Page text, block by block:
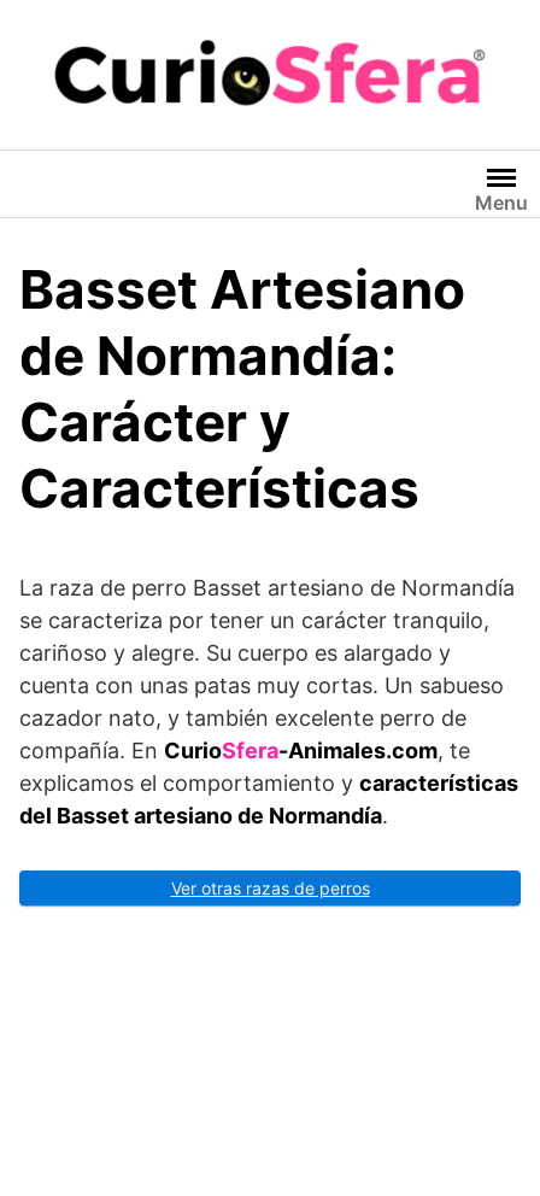
contenido
Menu
Basset Artesiano
de Normandía:
Carácter y
Características
La raza de perro Basset artesiano de Normandía
se caracteriza por tener un carácter tranquilo,
cariñoso y alegre. Su cuerpo es alargado y
cuenta con unas patas muy cortas. Un sabueso
cazador nato, y también excelente perro de
compañía. En CurioSfera-Animales.com, te
explicamos el comportamiento y características
del Basset artesiano de Normandía.
Ver otras razas de perros